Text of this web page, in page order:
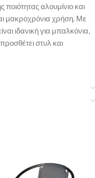
αλουμίνιο και
μακροχρόνια χρήση. Με
ιδανική για μπαλκόνια,
στυλ και